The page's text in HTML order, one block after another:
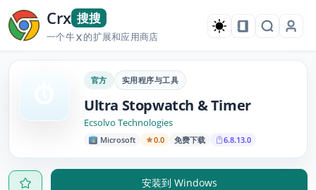
Crx 搜搜
一个牛X的扩展和应用商店
官方 实用程序与工具
Ultra Stopwatch & Timer
Ecsolvo Technologies
Microsoft 0.0 免费下载 6.8.13.0
安装到 Windows